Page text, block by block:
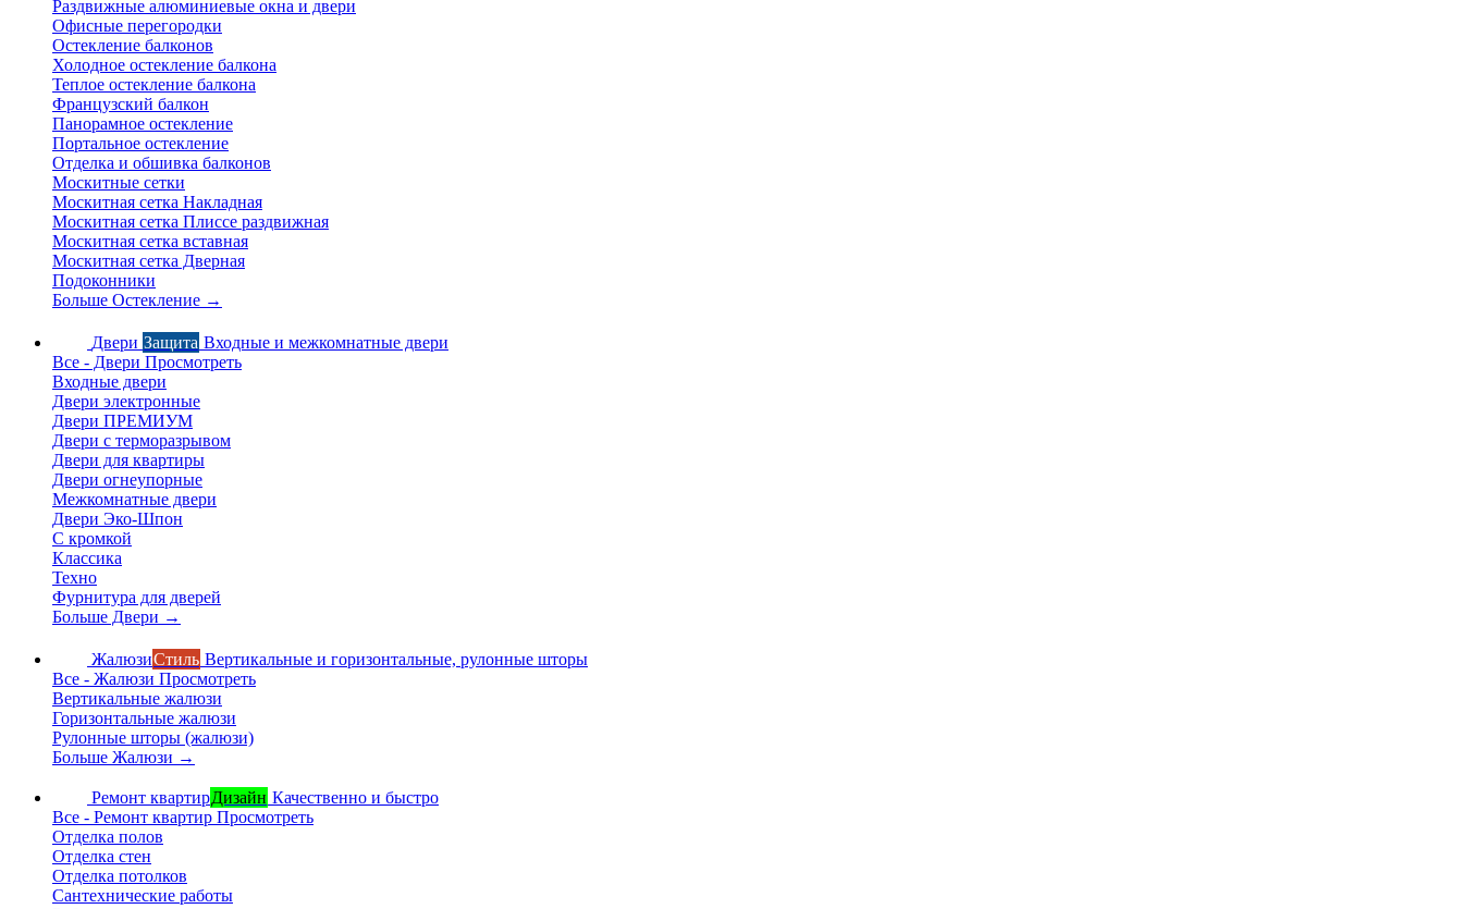
Раздвижные алюминиевые окна и двери
Офисные перегородки
Остекление балконов
Холодное остекление балкона
Теплое остекление балкона
Французский балкон
Панорамное остекление
Портальное остекление
Отделка и обшивка балконов
Москитные сетки
Москитная сетка Накладная
Москитная сетка Плиссе раздвижная
Москитная сетка вставная
Москитная сетка Дверная
Подоконники
Больше Остекление →
Двери Защита Входные и межкомнатные двери
Все - Двери Просмотреть
Входные двери
Двери электронные
Двери ПРЕМИУМ
Двери с терморазрывом
Двери для квартиры
Двери огнеупорные
Межкомнатные двери
Двери Эко-Шпон
С кромкой
Классика
Техно
Фурнитура для дверей
Больше Двери →
ЖалюзиСтиль Вертикальные и горизонтальные, рулонные шторы
Все - Жалюзи Просмотреть
Вертикальные жалюзи
Горизонтальные жалюзи
Рулонные шторы (жалюзи)
Больше Жалюзи →
Ремонт квартирДизайн Качественно и быстро
Все - Ремонт квартир Просмотреть
Отделка полов
Отделка стен
Отделка потолков
Сантехнические работы